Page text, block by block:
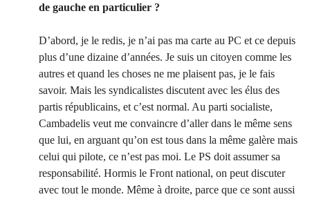
de gauche en particulier ?
D’abord, je le redis, je n’ai pas ma carte au PC et ce depuis
plus d’une dizaine d’années. Je suis un citoyen comme les
autres et quand les choses ne me plaisent pas, je le fais
savoir. Mais les syndicalistes discutent avec les élus des
partis républicains, et c’est normal. Au parti socialiste,
Cambadelis veut me convaincre d’aller dans le même sens
que lui, en arguant qu’on est tous dans la même galère mais
celui qui pilote, ce n’est pas moi. Le PS doit assumer sa
responsabilité. Hormis le Front national, on peut discuter
avec tout le monde. Même à droite, parce que ce sont aussi